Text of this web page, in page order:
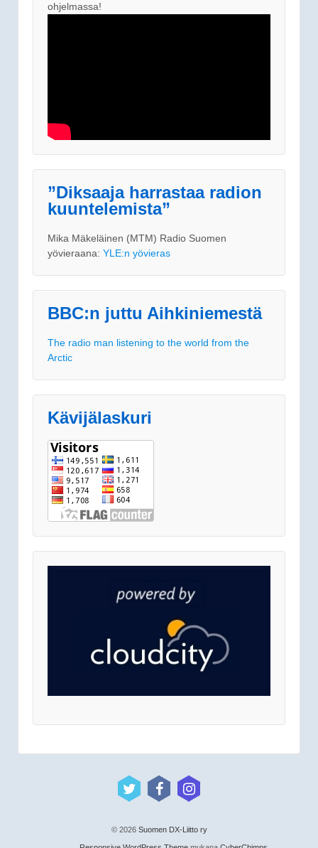
ohjelmassa!
”Diksaaja harrastaa radion
kuuntelemista”
Mika Mäkeläinen (MTM) Radio Suomen
yövieraana: YLE:n yövieras
BBC:n juttu Aihkiniemestä
The radio man listening to the world from the
Arctic
Kävijälaskuri
© 2026Suomen DX-Liitto ry